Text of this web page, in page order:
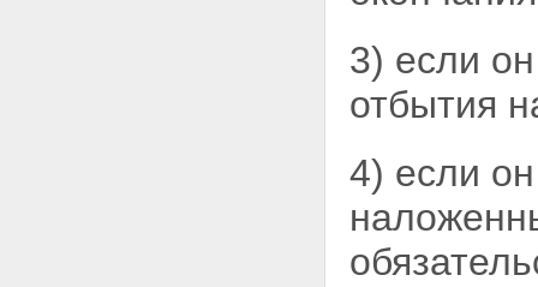
3) если
отбытия
4) если